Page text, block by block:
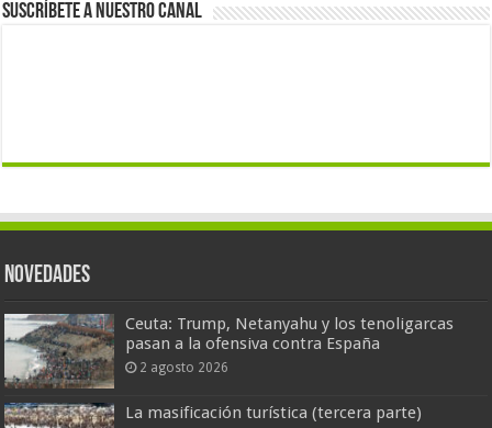
Suscríbete a nuestro canal
Novedades
Ceuta: Trump, Netanyahu y los tenoligarcas
pasan a la ofensiva contra España
2 agosto 2026
La masificación turística (tercera parte)